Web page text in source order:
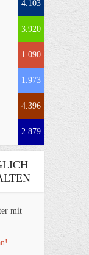
4.103
3.920
1.090
1.973
4.396
2.879
mit